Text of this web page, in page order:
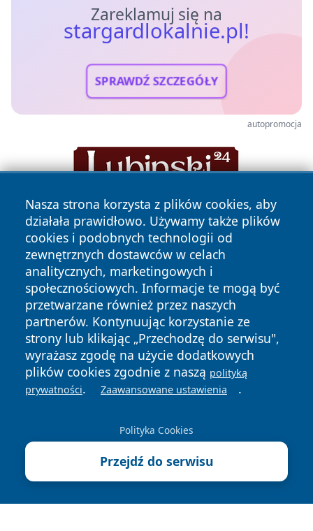
Zareklamuj się na
stargardlokalnie.pl!
SPRAWDŹ SZCZEGÓŁY
autopromocja
Nasza strona korzysta z plików cookies, aby
działała prawidłowo. Używamy także plików
cookies i podobnych technologii od
zewnętrznych dostawców w celach
analitycznych, marketingowych i
społecznościowych. Informacje te mogą być
przetwarzane również przez naszych
partnerów. Kontynuując korzystanie ze
strony lub klikając „Przechodzę do serwisu",
wyrażasz zgodę na użycie dodatkowych
plików cookies zgodnie z naszą polityką
prywatności. Zaawansowane ustawienia .
Polityka Cookies
Przejdź do serwisu
Copyright © 2026 stargardlokalnie.pl Wszystkie prawa
zastrzeżone.
News Autorzy
Polityka
Prywatności
Polityka
Cookies